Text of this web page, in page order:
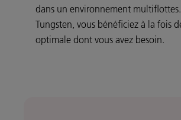
dans un environnement
Tungsten, vous bénéficiez à la fois
optimale dont vous avez besoin.